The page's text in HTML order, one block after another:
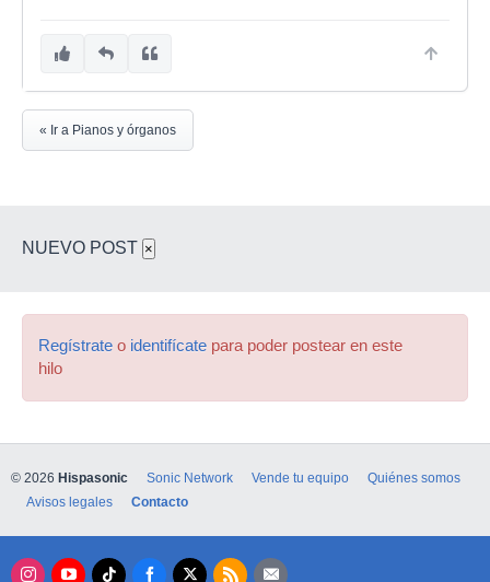
« Ir a Pianos y órganos
NUEVO POST ×
Regístrate o identifícate para poder postear en este
hilo
© 2026 Hispasonic Sonic Network Vende tu equipo
Quiénes somos
Avisos legales
Contacto